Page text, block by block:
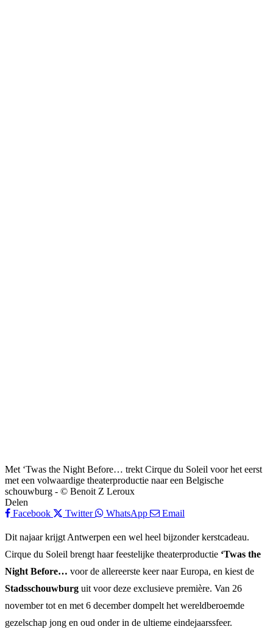
Met ‘Twas the Night Before… trekt Cirque du Soleil voor het eerst
met een volwaardige theaterproductie naar een Belgische
schouwburg - © Benoit Z Leroux
Delen
Facebook
Twitter WhatsApp Email
Dit najaar krijgt Antwerpen een wel heel bijzonder kerstcadeau.
Cirque du Soleil brengt haar feestelijke theaterproductie ‘Twas the
Night Before… voor de allereerste keer naar Europa, en kiest de
Stadsschouwburg uit voor deze exclusieve première. Van 26
november tot en met 6 december dompelt het wereldberoemde
gezelschap jong en oud onder in de ultieme eindejaarssfeer.